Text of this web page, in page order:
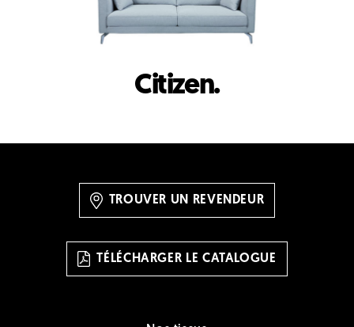
Citizen.
TROUVER UN REVENDEUR
TÉLÉCHARGER LE CATALOGUE